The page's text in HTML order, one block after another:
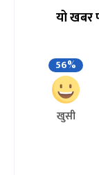
यो खबर
56%
खुसी